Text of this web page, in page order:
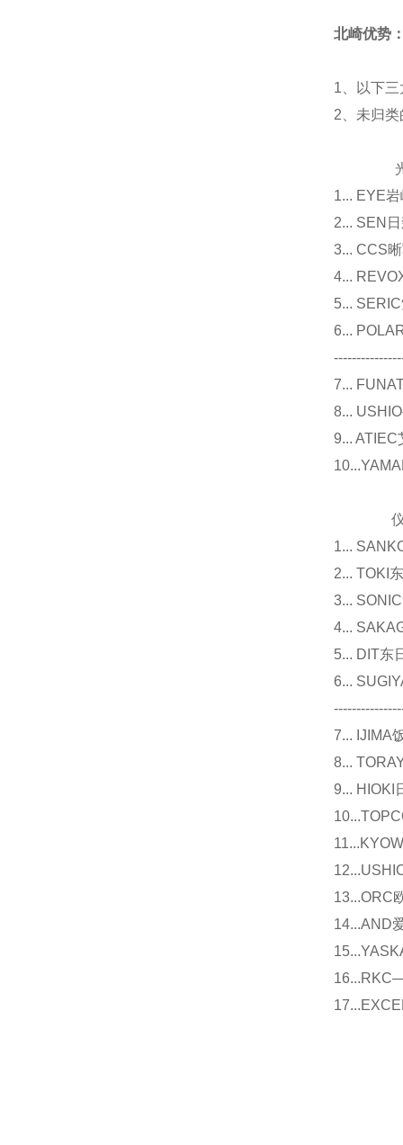
北崎优势
1、以下
2、未归
光源
1... EYE
2... SEN
3... CCS
4...
5...
6...
7...
8...
9...
仪器
1...
2... TOKI
3...
4...
5... DIT东
6...
7... IJIMA
8...
9... HIOKI
13...ORC
14...AND